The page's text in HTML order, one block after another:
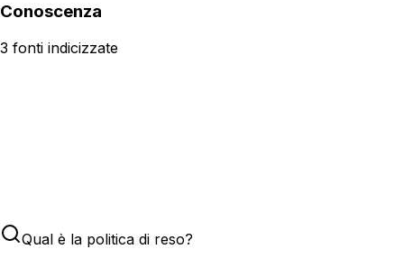
Conoscenza
3 fonti indicizzate
Qual è la politica di reso?